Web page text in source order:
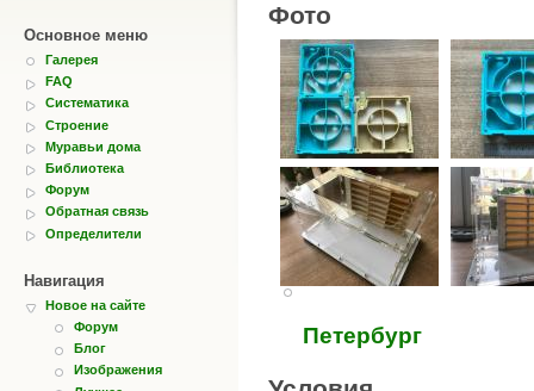
Основное меню
Галерея
FAQ
Систематика
Строение
Муравьи дома
Библиотека
Форум
Обратная связь
Определители
Навигация
Новое на сайте
Форум
Блог
Изображения
Фото
Петербург